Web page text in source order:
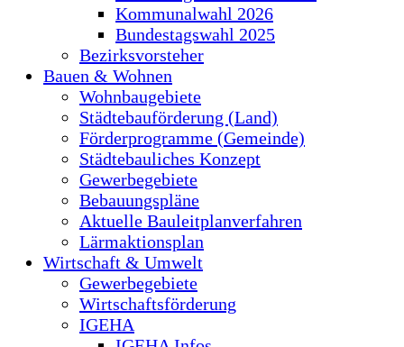
Kommunalwahl 2026
Bundestagswahl 2025
Bezirksvorsteher
Bauen & Wohnen
Wohnbaugebiete
Städtebauförderung (Land)
Förderprogramme (Gemeinde)
Städtebauliches Konzept
Gewerbegebiete
Bebauungspläne
Aktuelle Bauleitplanverfahren
Lärmaktionsplan
Wirtschaft & Umwelt
Gewerbegebiete
Wirtschaftsförderung
IGEHA